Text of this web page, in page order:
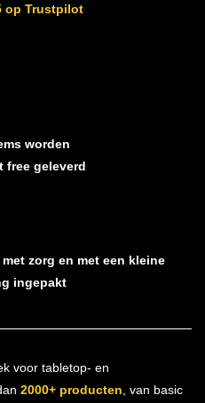
op Trustpilot
worden
free geleverd
zorg en met een kleine
ingepakt
voor tabletop- en
2000+ producten , van basic